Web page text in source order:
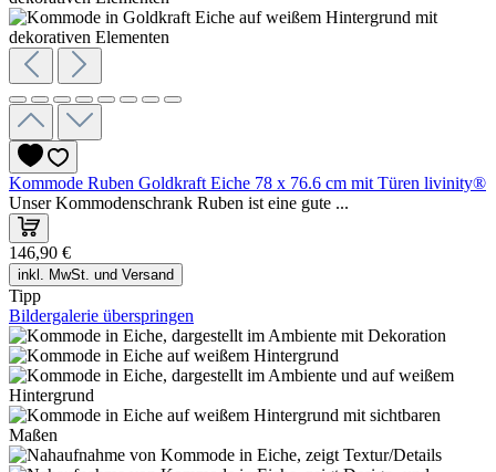
Kommode Ruben Goldkraft Eiche 78 x 76.6 cm mit Türen livinity®
Unser Kommodenschrank Ruben ist eine gute ...
146,90 €
inkl. MwSt. und Versand
Tipp
Bildergalerie überspringen